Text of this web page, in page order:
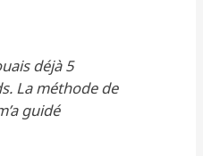
déjà 5
La méthode de
guidé